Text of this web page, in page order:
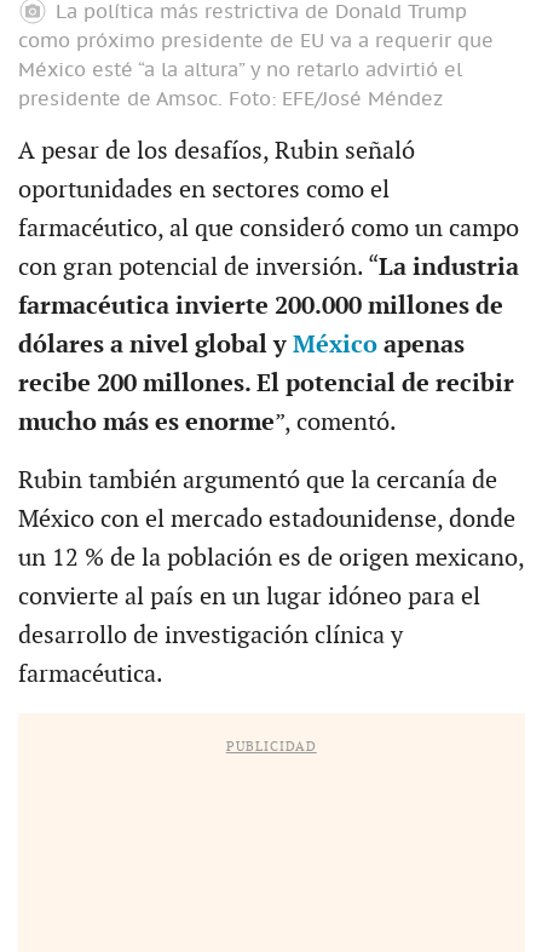
La política más restrictiva de Donald Trump
como próximo presidente de EU va a requerir que
México esté “a la altura” y no retarlo advirtió el
presidente de Amsoc. Foto: EFE/José Méndez
A pesar de los desafíos, Rubin señaló
oportunidades en sectores como el
farmacéutico, al que consideró como un campo
con gran potencial de inversión. “La industria
farmacéutica invierte 200.000 millones de
dólares a nivel global y Méxicoapenas
recibe 200 millones. El potencial de recibir
mucho más es enorme”, comentó.
Rubin también argumentó que la cercanía de
México con el mercado estadounidense, donde
un 12 % de la población es de origen mexicano,
convierte al país en un lugar idóneo para el
desarrollo de investigación clínica y
farmacéutica.
PUBLICIDAD